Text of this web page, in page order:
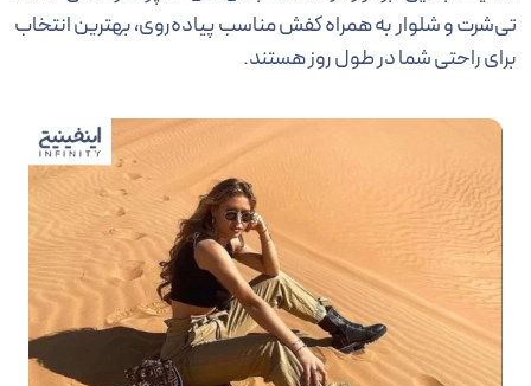
تی‌شرت و شلوار به همراه کفش مناسب پیاده‌روی، بهترین انتخاب
برای راحتی شما در طول روز هستند.